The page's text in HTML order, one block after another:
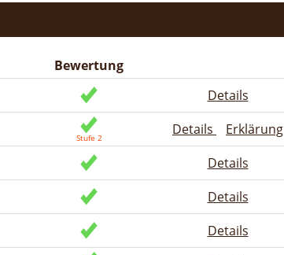
Bewertung
Details
Details
Erklärung
Details
Details
Details